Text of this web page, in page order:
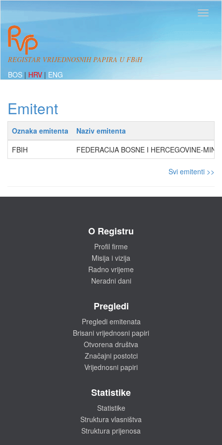
REGISTAR VRIJEDNOSNIH PAPIRA U FBiH
BOS | HRV | ENG
Emitent
Oznaka emitenta
Naziv emitenta
FBIH
FEDERACIJA BOSNE I HERCEGOVINE-
Svi emitenti >>
O Registru
Profil firme
Misija i vizija
Radno vrijeme
Neradni dani
Pregledi
Pregledi emitenata
Brisani vrijednosni papiri
Otvorena društva
Značajni postotci
Vrijednosni papiri
Statistike
Statistike
Struktura vlasništva
Struktura prijenosa